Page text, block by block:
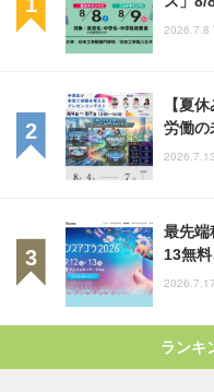
2026.7.8
【夏
労働の
最先端
13無
ランキ